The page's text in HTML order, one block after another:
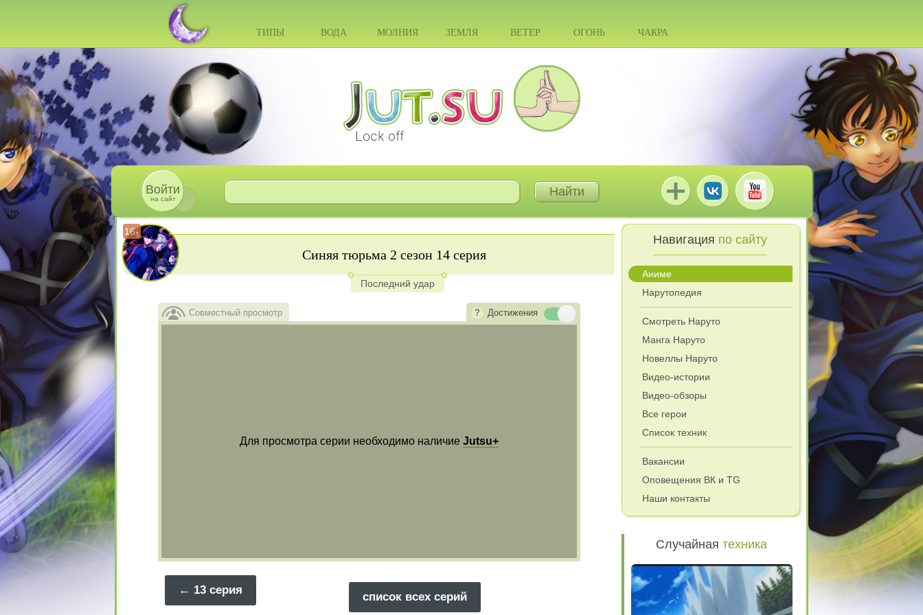
ТИПЫ ВОДА МОЛНИЯ ЗЕМЛЯ ВЕТЕР ОГОНЬ ЧАКРА
Lock off
Войти
на сайт
16+
Синяя тюрьма 2 сезон 14 серия
Последний удар
Совместный просмотр Достижения
Для просмотра серии необходимо наличие Jutsu+
13 серия
список всех серий
Навигация по сайту
Аниме
Нарутопедия
Смотреть Наруто
Манга Наруто
Новеллы Наруто
Видео-истории
Видео-обзоры
Все герои
Список техник
Вакансии
Оповещения ВК и TG
Наши контакты
Случайнаятехника